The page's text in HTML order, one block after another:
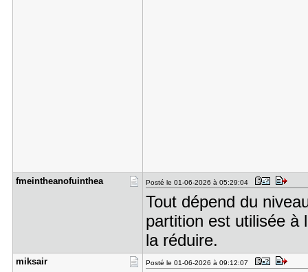
fmeinthean​ofuinthea Posté le 01-06-2026 à 05:29:04
Tout dépend du
partition est utilisée à
la réduire.
miksair Posté le 01-06-2026 à 09:12:07